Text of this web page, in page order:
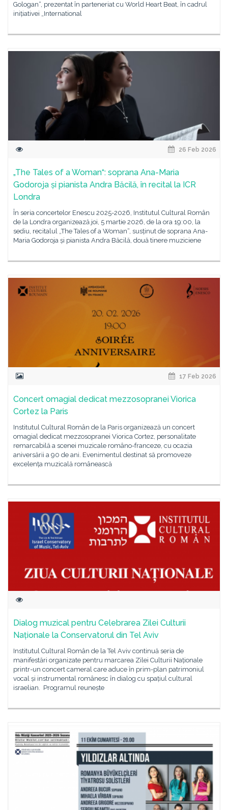
Gologan“, prezentat în parteneriat cu World Heart Beat, în cadrul
inițiativei „International
26 Feb 2026
„The Tales of a Woman“: soprana Ana-Maria
Godoroja și pianista Andra Băcilă, în recital la ICR
Londra
În seria concertelor Enescu 2025-2026, Institutul Cultural Român
de la Londra organizează joi, 5 martie 2026, de la ora 19:00, la
sediu, recitalul „The Tales of a Woman“, susținut de soprana Ana-
Maria Godoroja și pianista Andra Băcilă, două tinere muziciene
17 Feb 2026
Concert omagial dedicat mezzosopranei Viorica
Cortez la Paris
Institutul Cultural Român de la Paris organizează un concert
omagial dedicat mezzosopranei Viorica Cortez, personalitate
remarcabilă a scenei muzicale româno-franceze, cu ocazia
aniversării a 90 de ani. Evenimentul destinat să promoveze
excelența muzicală românească
Dialog muzical pentru Celebrarea Zilei Culturii
Naționale la Conservatorul din Tel Aviv
Institutul Cultural Român de la Tel Aviv continuă seria de
manifestări organizate pentru marcarea Zilei Culturii Naționale
printr-un concert cameral care aduce în prim-plan patrimoniul
vocal și instrumental românesc în dialog cu spațiul cultural
israelian. Programul reunește